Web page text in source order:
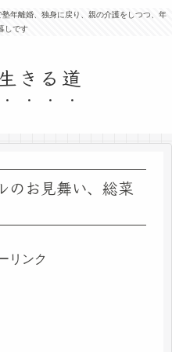
年離婚、独身に戻り、親の介護をしつつ、年
しです
きる道
のお見舞い、総菜
リンク